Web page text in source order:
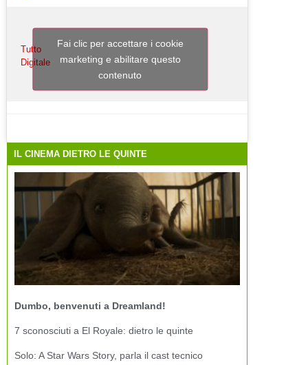
Tutto
Digitale
Fai clic per accettare i cookie
marketing e abilitare questo
contenuto
IL CINEMA DIETRO LE QUINTE
Dumbo, benvenuti a Dreamland!
7 sconosciuti a El Royale: dietro le quinte
Solo: A Star Wars Story, parla il cast tecnico